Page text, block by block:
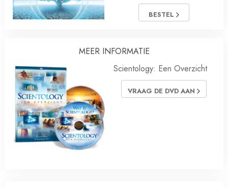
BESTEL
MEER INFORMATIE
Scientology: Een Overzicht
VRAAG DE DVD AAN